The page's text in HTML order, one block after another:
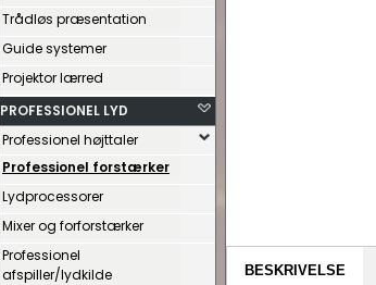
Trådløs præsentation
Guide systemer
Projektor lærred
PROFESSIONEL LYD
Professionel højttaler
Professionel forstærker
Lydprocessorer
Mixer og forforstærker
Professionel
afspiller/lydkilde
BESKRIVELSE